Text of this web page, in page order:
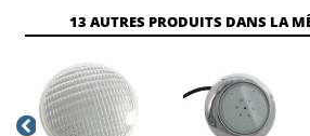
13 AUTRES PRODUITS DANS LA